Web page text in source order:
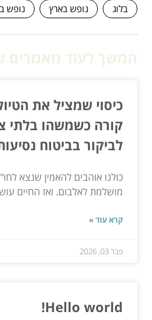
בלוג נופש בארץ נופש
המשך לעוד מאמרים
כיסוי שמציל את
קורה כשמשהו בלתי
לביקור בביטוח
כולנו אוהבים להאמין שנצא
מושלמת לאלבום. ואז החיים
קרא עוד »
פבר 03, 2026
Hello world!